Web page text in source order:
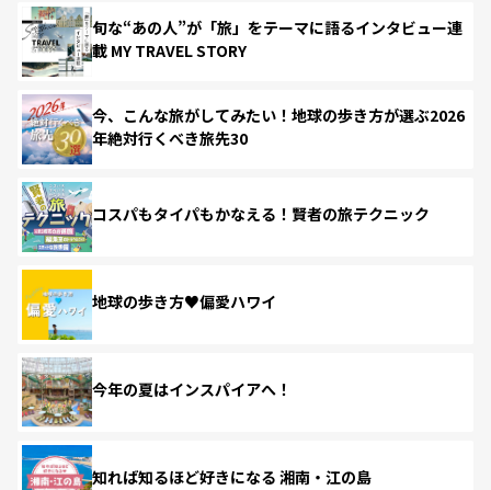
旬な“あの人”が「旅」をテーマに語るインタビュー連
載 MY TRAVEL STORY
今、こんな旅がしてみたい！地球の歩き方が選ぶ2026
年絶対行くべき旅先30
コスパもタイパもかなえる！賢者の旅テクニック
地球の歩き方♥偏愛ハワイ
今年の夏はインスパイアへ！
知れば知るほど好きになる 湘南・江の島